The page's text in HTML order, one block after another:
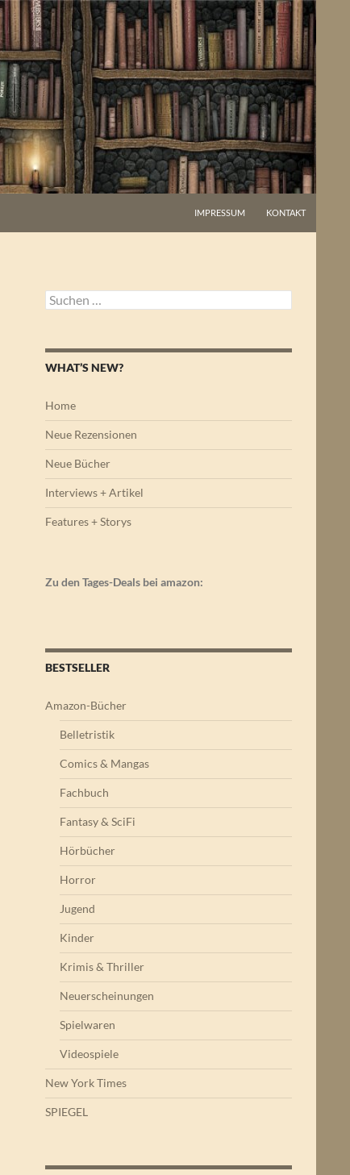
IMPRESSUM KONTAKT
Suchen
nach:
WHAT’S NEW?
Home
Neue Rezensionen
Neue Bücher
Interviews + Artikel
Features + Storys
Zu den Tages-Deals bei amazon:
BESTSELLER
Amazon-Bücher
Belletristik
Comics & Mangas
Fachbuch
Fantasy & SciFi
Hörbücher
Horror
Jugend
Kinder
Krimis & Thriller
Neuerscheinungen
Spielwaren
Videospiele
New York Times
SPIEGEL